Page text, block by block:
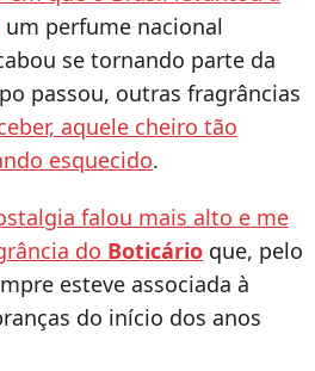
um perfume nacional
se tornando parte da
passou, outras fragrâncias
aquele cheiro tão
esquecido.
falou mais alto e me
do Boticário que, pelo
esteve associada à
do início dos anos